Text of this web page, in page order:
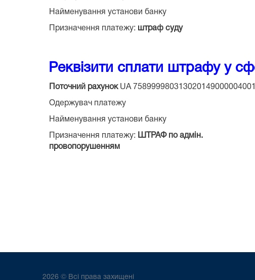
Найменування установи банку
Призначення платежу: штраф суду
Реквізити сплати штрафу у
Поточний рахунокUA 758999980313020149000004001
Одержувач платежу
Найменування установи банку
Призначення платежу: ШТРАФ по адмін.
провопорушенням
2026 © Всі права захищені